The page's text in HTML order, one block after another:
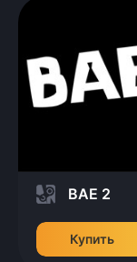
BAE 2
Купить